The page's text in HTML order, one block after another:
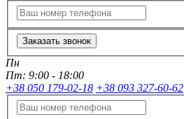
Заказать звонок
Пн
Пт: 9:00 - 18:00
+38 050 179-02-18 +38 093 327-60-62